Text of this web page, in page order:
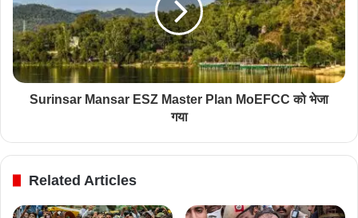
Surinsar Mansar ESZ Master Plan MoEFCC को भेजा
गया
Related Articles